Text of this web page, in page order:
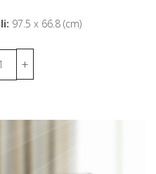
97.5 x 66.8 (cm)